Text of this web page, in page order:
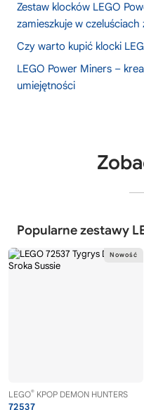
Zestaw klocków LEGO
zamieszkuje w czeluściach
Czy warto kupić klocki
LEGO Power Miners –
umiejętności
Popularne zestawy
LEGO® KPOP DEMON HUNTERS
72537